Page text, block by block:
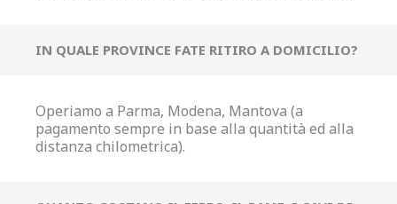
IN QUALE PROVINCE FATE RITIRO A DOMICILIO?
Operiamo a Parma, Modena, Mantova (a
pagamento sempre in base alla quantità ed alla
distanza chilometrica).